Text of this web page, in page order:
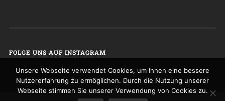
FOLGE UNS AUF INSTAGRAM
Unsere Webseite verwendet Cookies, um Ihnen eine bessere
Nutzererfahrung zu ermöglichen. Durch die Nutzung unserer
Webseite stimmen Sie unserer Verwendung von Cookies zu.